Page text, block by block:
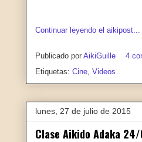
Continuar leyendo el aikipost...
Publicado por AikiGuille
4
Etiquetas: Cine Videos
lunes, 27 de julio de 2015
Clase Aikido Adaka